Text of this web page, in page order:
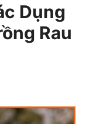
Dụng
Rau